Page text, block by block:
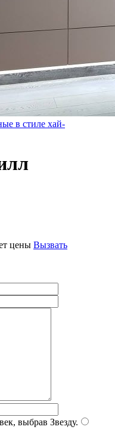
в стиле хай-
цены Вызвать
выбрав Звезду.